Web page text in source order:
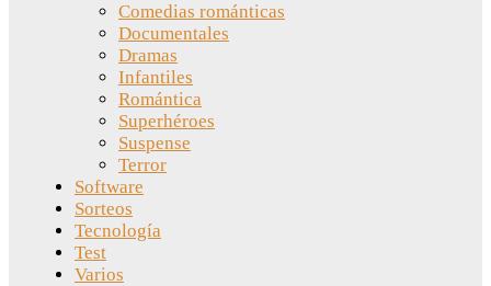
Comedias románticas
Documentales
Dramas
Infantiles
Romántica
Superhéroes
Suspense
Terror
Software
Sorteos
Tecnología
Test
Varios